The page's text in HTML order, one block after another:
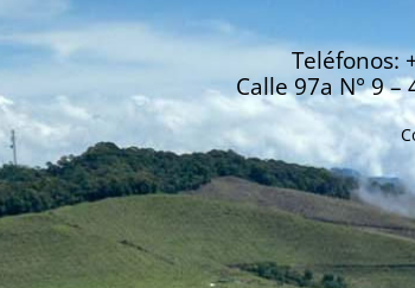
Teléfonos:
Calle 97a N° 9